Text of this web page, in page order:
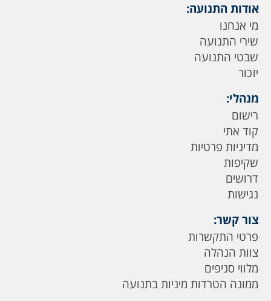
אודות התנועה:
מי אנחנו
שירי התנועה
שבטי התנועה
יזכור
מנהלי:
רישום
קוד אתי
מדיניות פרטיות
שקיפות
דרושים
נגישות
צור קשר:
פרטי התקשרות
צוות הנהלה
מלווי סניפים
ממונה הטרדות מיניות בתנועה